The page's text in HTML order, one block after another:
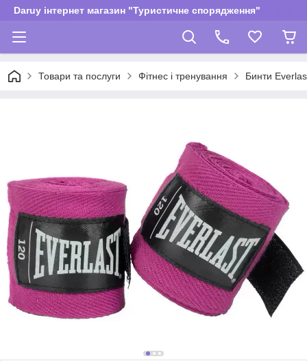
Daruy інтернет магазин "Туристичне спорядження"
Товари та послуги Фітнес і тренування Бинти